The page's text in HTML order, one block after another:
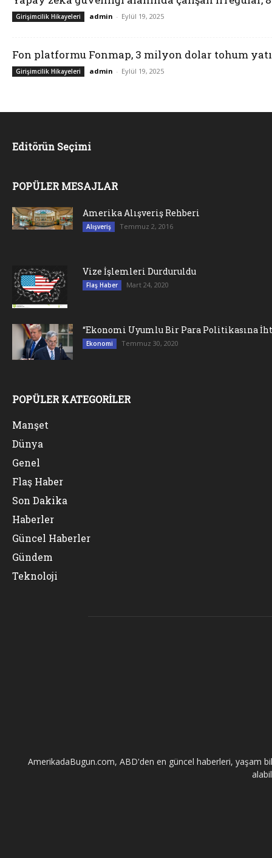
Girişimcilik Hikayeleri admin - Eylül 19, 2025
Fon platformu Fonmap, 3 milyon dolar tohum
Girişimcilik Hikayeleri admin - Eylül 19, 2025
Editörün Seçimi
POPÜLER MESAJLAR
Amerika Alışveriş Rehberi
Alışveriş Temmuz 2, 2016
Vize İşlemleri Durduruldu
Flaş Haber Mart 24, 2020
“Ekonomi Uyumlu Bir Para Politikasına
Ekonomi Temmuz 30, 2020
POPÜLER KATEGORİLER
Manşet
Dünya
Genel
Flaş Haber
Son Dakika
Haberler
Güncel Haberler
Gündem
Teknoloji
AmerikadaBugun.com, ABD'den en güncel haberleri, yaşam